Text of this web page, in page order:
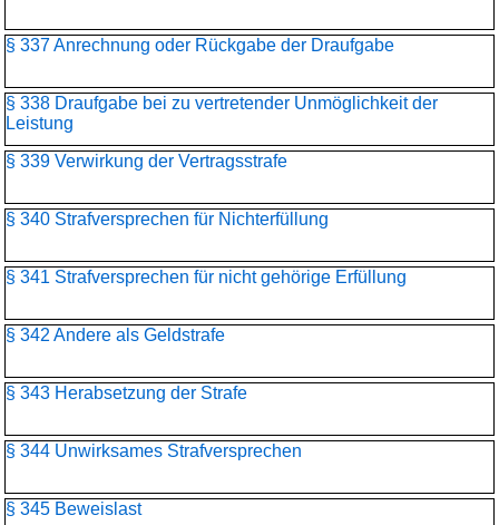
§ 337 Anrechnung oder Rückgabe der Draufgabe
§ 338 Draufgabe bei zu vertretender Unmöglichkeit der
Leistung
§ 339 Verwirkung der Vertragsstrafe
§ 340 Strafversprechen für Nichterfüllung
§ 341 Strafversprechen für nicht gehörige Erfüllung
§ 342 Andere als Geldstrafe
§ 343 Herabsetzung der Strafe
§ 344 Unwirksames Strafversprechen
§ 345 Beweislast